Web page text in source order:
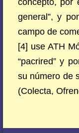
general”, y
campo de
[4] use ATH
“pacrired” y
su número de
(Colecta,